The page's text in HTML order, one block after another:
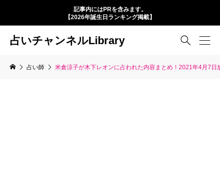
記事内にはPRを含みます。
【2026年誕生日ランキング掲載】
占いチャンネルLibrary 
占い師 米倉涼子が木下レオンに占われた内容まとめ！2021年4月7